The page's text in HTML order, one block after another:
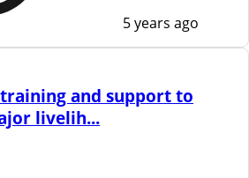
5 years ago
training and support to
livelih...